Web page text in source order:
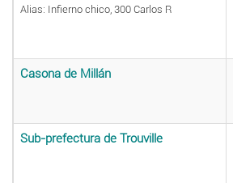
Alias: Infierno chico, 300 Carlos R
Casona de Millán
Sub-prefectura de Trouville